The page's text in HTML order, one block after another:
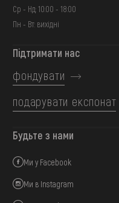
Ср - Нд: 10:00 - 18:00
Пн - Вт: вихідні
Підтримати нас
фондувати
подарувати експонат
Будьте з нами
Ми у Facebook
Ми в Instagram